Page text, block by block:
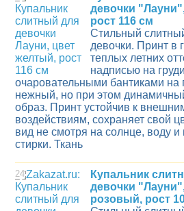
девочки
рост 116 см
Стильный
девочки. Принт в
теплых летних
надписью на
очаровательными бантиками на
нежный, но при этом
образ. Принт устойчив к
воздействиям, сохраняет свой
вид не смотря на солнце, воду и
стирки. Ткань
24
Купальник
девочки
розовый, рост